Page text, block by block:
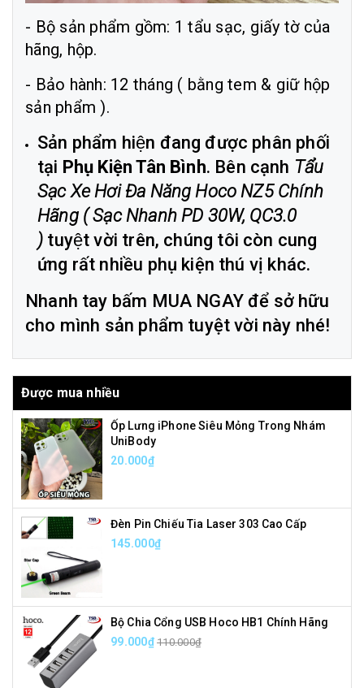
- Bộ sản phẩm gồm: 1 tẩu sạc, giấy tờ của
hãng, hộp.
- Bảo hành: 12 tháng ( bằng tem & giữ hộp
sản phẩm ).
Sản phẩm hiện đang được phân phối
tại Phụ Kiện Tân Bình. Bên cạnh Tẩu
Sạc Xe Hơi Đa Năng Hoco NZ5 Chính
Hãng ( Sạc Nhanh PD 30W, QC3.0
) tuyệt vời trên, chúng tôi còn cung
ứng rất nhiều phụ kiện thú vị khác.
Nhanh tay bấm MUA NGAY để sở hữu
cho mình sản phẩm tuyệt vời này nhé!
Được mua nhiều
Ốp Lưng iPhone Siêu Mỏng Trong Nhám
UniBody
20.000₫
Đèn Pin Chiếu Tia Laser 303 Cao Cấp
145.000₫
Bộ Chia Cổng USB Hoco HB1 Chính Hãng
99.000₫ 110.000₫